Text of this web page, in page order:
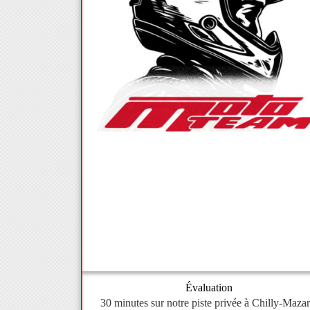
Évaluation
30 minutes sur notre piste privée à Chilly-